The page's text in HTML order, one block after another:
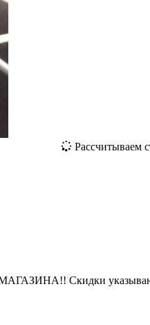
Рассчитываем
Скидки указываются